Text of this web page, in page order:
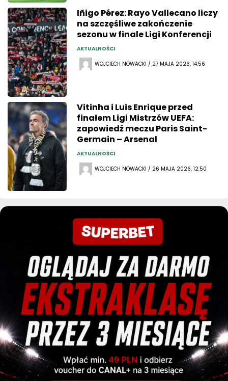
Iñigo Pérez: Rayo Vallecano liczy
na szczęśliwe zakończenie
sezonu w finale Ligi Konferencji
AKTUALNOŚCI
WOJCIECH NOWACKI / 27 MAJA 2026, 14:56
Vitinha i Luis Enrique przed
finałem Ligi Mistrzów UEFA:
zapowiedź meczu Paris Saint-
Germain – Arsenal
AKTUALNOŚCI
WOJCIECH NOWACKI / 26 MAJA 2026, 12:50